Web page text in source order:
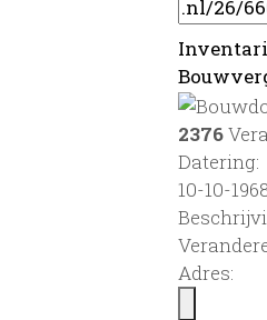
2376
Datering:
10-10-
Adres: